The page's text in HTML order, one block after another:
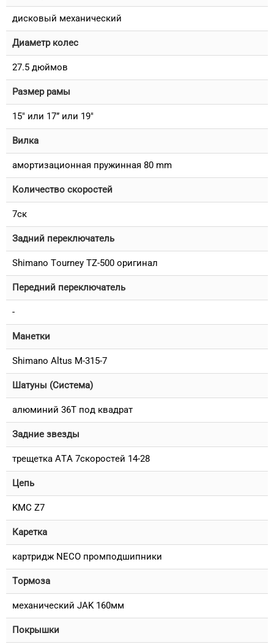
дисковый механический
Диаметр колес
27.5 дюймов
Размер рамы
15" или 17” или 19"
Вилка
амортизационная пружинная 80 mm
Количество скоростей
7ск
Задний переключатель
Shimano Tourney TZ-500 оригинал
Передний переключатель
-
Манетки
Shimano Altus M-315-7
Шатуны (Система)
алюминий 36T под квадрат
Задние звезды
трещетка ATA 7скоростей 14-28
Цепь
KMC Z7
Каретка
картридж NECO промподшипники
Тормоза
механический JAK 160мм
Покрышки